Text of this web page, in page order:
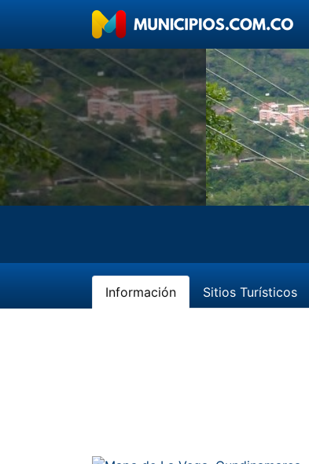
Información Sitios Turísticos